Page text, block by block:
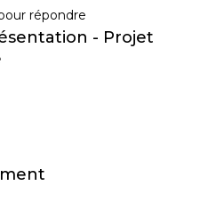
répondre
- Projet